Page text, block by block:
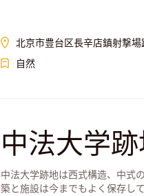
北京市豊台区長辛店鎮射撃場
自然
中法大学
中法大学跡地は西式構造、中式
築と施設は今までもよく保存し